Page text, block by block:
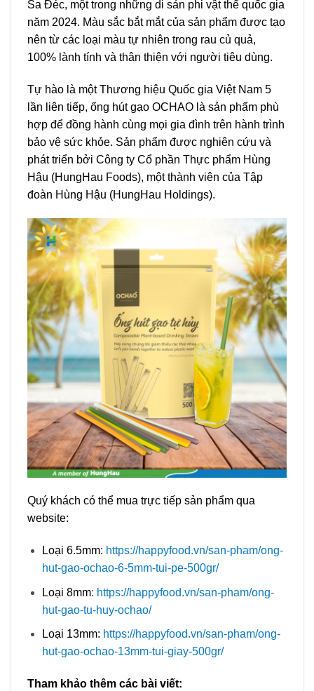
Sa Đéc, một trong những di sản phi vật thể quốc gia
năm 2024. Màu sắc bắt mắt của sản phẩm được tạo
nên từ các loại màu tự nhiên trong rau củ quả,
100% lành tính và thân thiện với người tiêu dùng.
Tự hào là mộtThương hiệu Quốc gia Việt Nam 5
lần liên tiếp, ống hút gạo OCHAO là sản phẩm phù
hợp để đồng hành cùng mọi gia đình trên hành trình
bảo vệ sức khỏe. Sản phẩm được nghiên cứu và
phát triển bởi Công ty Cổ phần Thực phẩm Hùng
Hậu (HungHau Foods), một thành viên của Tập
đoàn Hùng Hậu (HungHau Holdings).
Quý khách có thể mua trực tiếp sản phẩm qua
website:
Loại 6.5mm: https://happyfood.vn/san-pham/ong-
hut-gao-ochao-6-5mm-tui-pe-500gr/
Loại 8mm: https://happyfood.vn/san-pham/ong-
hut-gao-tu-huy-ochao/
Loại 13mm: https://happyfood.vn/san-pham/ong-
hut-gao-ochao-13mm-tui-giay-500gr/
Tham khảo thêm các bài viết: